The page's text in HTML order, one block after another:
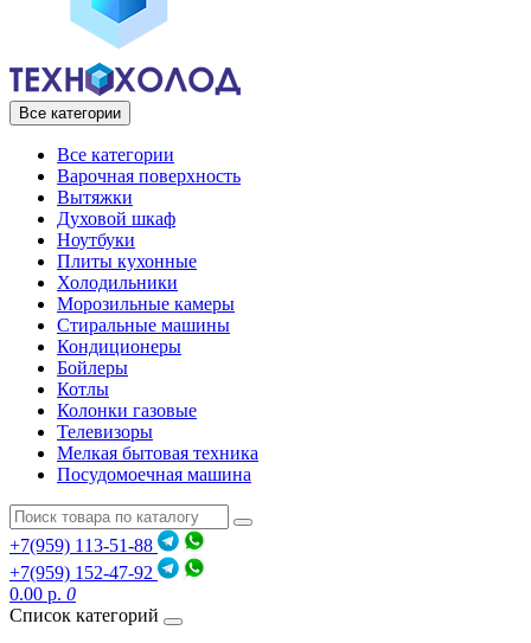
Все категории
Все категории
Варочная поверхность
Вытяжки
Духовой шкаф
Ноутбуки
Плиты кухонные
Холодильники
Морозильные камеры
Стиральные машины
Кондиционеры
Бойлеры
Котлы
Колонки газовые
Телевизоры
Мелкая бытовая техника
Посудомоечная машина
+7(959) 113-51-88
+7(959) 152-47-92
0.00 р. 0
Список категорий